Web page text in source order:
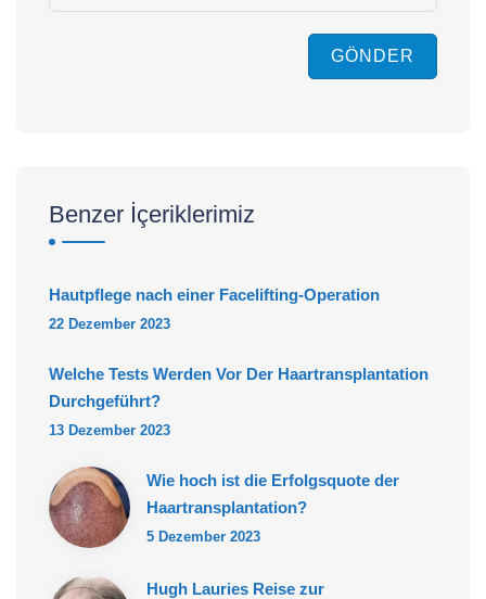
GÖNDER
Benzer İçeriklerimiz
Hautpflege nach einer Facelifting-Operation
22 Dezember 2023
Welche Tests Werden Vor Der Haartransplantation
Durchgeführt?
13 Dezember 2023
Wie hoch ist die Erfolgsquote der
Haartransplantation?
5 Dezember 2023
Hugh Lauries Reise zur